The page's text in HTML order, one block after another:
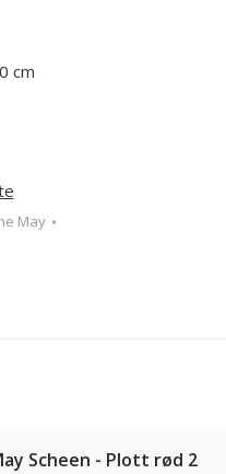
cm
May
Scheen - Plott rød 2